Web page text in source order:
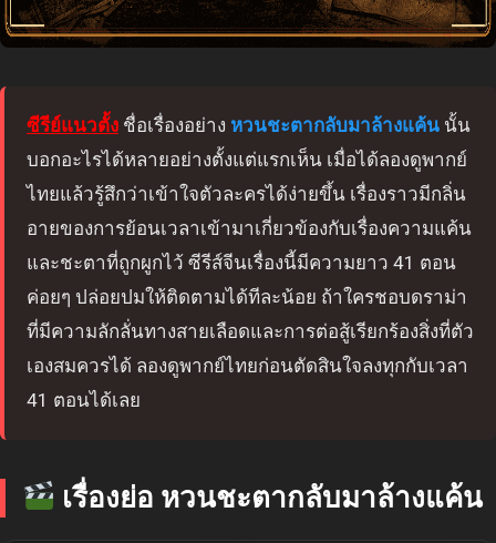
ซีรีย์แนวตั้ง ชื่อเรื่องอย่าง หวนชะตากลับมาล้างแค้น นั้น
บอกอะไรได้หลายอย่างตั้งแต่แรกเห็น เมื่อได้ลองดูพากย์
ไทยแล้วรู้สึกว่าเข้าใจตัวละครได้ง่ายขึ้น เรื่องราวมีกลิ่น
อายของการย้อนเวลาเข้ามาเกี่ยวข้องกับเรื่องความแค้น
และชะตาที่ถูกผูกไว้ ซีรีส์จีนเรื่องนี้มีความยาว 41 ตอน
ค่อยๆ ปล่อยปมให้ติดตามได้ทีละน้อย ถ้าใครชอบดราม่า
ที่มีความลักลั่นทางสายเลือดและการต่อสู้เรียกร้องสิ่งที่ตัว
เองสมควรได้ ลองดูพากย์ไทยก่อนตัดสินใจลงทุกกับเวลา
41 ตอนได้เลย
เรื่องย่อ หวนชะตากลับมาล้างแค้น